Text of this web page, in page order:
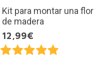
Kit para montar una flor
de madera
12,99€